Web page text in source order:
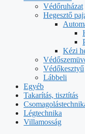
Védőruházat
Hegesztő
Kézi
Védőkesztyű
Lábbeli
Egyéb
Takarítás, tisztítás
Légtechnika
Villamosság